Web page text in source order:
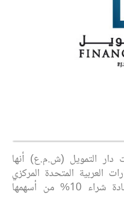
2014- أعلنت دار التمويل (ش.م.ع) أنها
المتحدة المركزي
وهيئة الأوراق المالية والسلع لإعادة شراء 10% من أسهمها